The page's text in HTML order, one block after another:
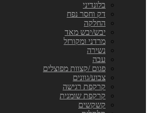
בלונדיני
דק וחסר נפח
החלקה
יבש/יבש מאד
מרדני ומקורזל
נשירה
עבה
פגום /קצוות מפוצלים
צבוע/גוונים
קרקפת רגישה
קרקפת שומנית
קשקשים